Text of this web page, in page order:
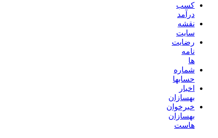
کسب
درآمد
نقشه
سایت
رضایت
نامه
ها
شماره
حسابها
اخبار
بهسازان
خبرخوان
بهسازان
هاست